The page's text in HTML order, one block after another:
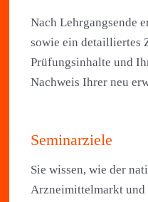
Nach Lehrgangsende
sowie ein detailliertes
Prüfungsinhalte und
Nachweis Ihrer neu
Seminarziele
Sie wissen, wie der
Arzneimittelmarkt und